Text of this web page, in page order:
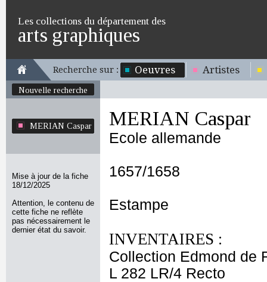
Les collections du département des
arts graphiques
Recherche sur : Oeuvres Artistes
Nouvelle recherche
MERIAN Caspar
Mise à jour de la fiche
18/12/2025
Attention, le contenu de
cette fiche ne reflète
pas nécessairement le
dernier état du savoir.
MERIAN Caspar
Ecole allemande
1657/1658
Estampe
INVENTAIRES :
Collection Edmond de
L 282 LR/4 Recto